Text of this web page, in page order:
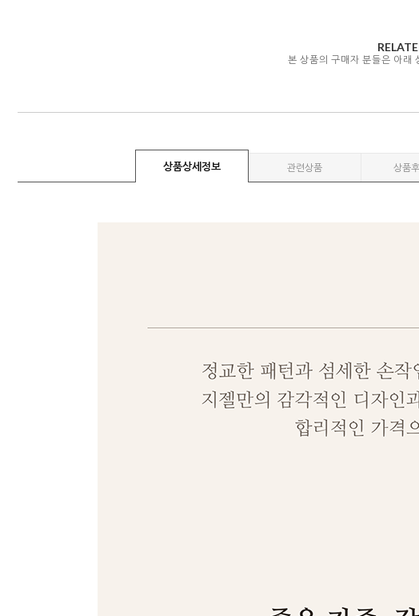
본 상품의 구매자 분들은 아래
상품상세정보 관련상품 상품후